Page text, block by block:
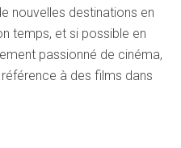
nouvelles destinations en
temps, et si possible en
passionné de cinéma,
à des films dans